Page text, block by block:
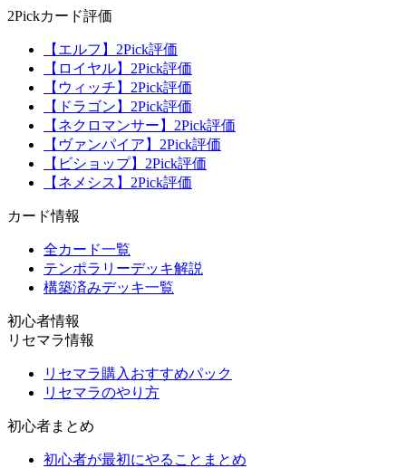
2Pickカード評価
【エルフ】2Pick評価
【ロイヤル】2Pick評価
【ウィッチ】2Pick評価
【ドラゴン】2Pick評価
【ネクロマンサー】2Pick評価
【ヴァンパイア】2Pick評価
【ビショップ】2Pick評価
【ネメシス】2Pick評価
カード情報
全カード一覧
テンポラリーデッキ解説
構築済みデッキ一覧
初心者情報
リセマラ情報
リセマラ購入おすすめパック
リセマラのやり方
初心者まとめ
初心者が最初にやることまとめ